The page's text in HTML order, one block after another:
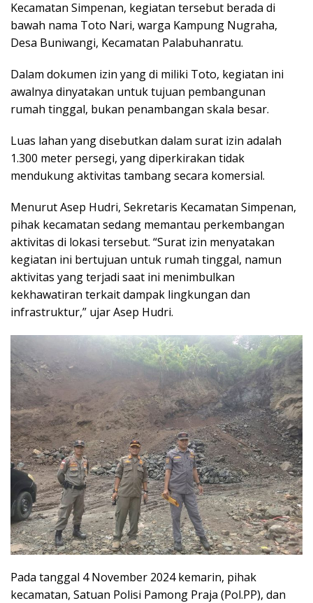
Kecamatan Simpenan, kegiatan tersebut berada di
bawah nama Toto Nari, warga Kampung Nugraha,
Desa Buniwangi, Kecamatan Palabuhanratu.
Dalam dokumen izin yang di miliki Toto, kegiatan ini
awalnya dinyatakan untuk tujuan pembangunan
rumah tinggal, bukan penambangan skala besar.
Luas lahan yang disebutkan dalam surat izin adalah
1.300 meter persegi, yang diperkirakan tidak
mendukung aktivitas tambang secara komersial.
Menurut Asep Hudri, Sekretaris Kecamatan Simpenan,
pihak kecamatan sedang memantau perkembangan
aktivitas di lokasi tersebut. “Surat izin menyatakan
kegiatan ini bertujuan untuk rumah tinggal, namun
aktivitas yang terjadi saat ini menimbulkan
kekhawatiran terkait dampak lingkungan dan
infrastruktur,” ujar Asep Hudri.
Pada tanggal 4 November 2024 kemarin, pihak
kecamatan, Satuan Polisi Pamong Praja (Pol.PP), dan